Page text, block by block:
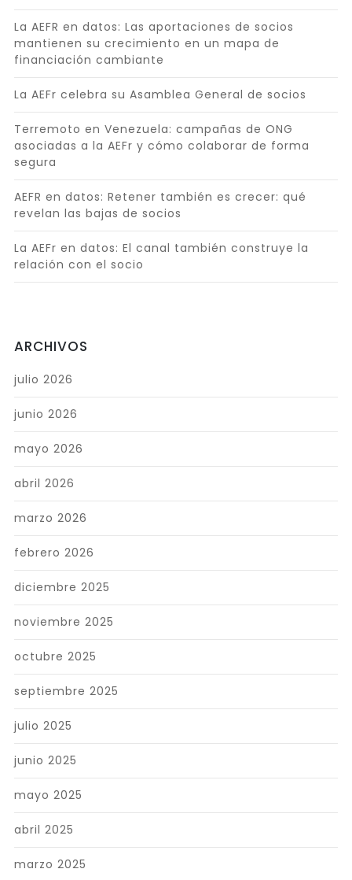
La AEFR en datos: Las aportaciones de socios
mantienen su crecimiento en un mapa de
financiación cambiante
La AEFr celebra su Asamblea General de socios
Terremoto en Venezuela: campañas de ONG
asociadas a la AEFr y cómo colaborar de forma
segura
AEFR en datos: Retener también es crecer: qué
revelan las bajas de socios
La AEFr en datos: El canal también construye la
relación con el socio
ARCHIVOS
julio 2026
junio 2026
mayo 2026
abril 2026
marzo 2026
febrero 2026
diciembre 2025
noviembre 2025
octubre 2025
septiembre 2025
julio 2025
junio 2025
mayo 2025
abril 2025
marzo 2025